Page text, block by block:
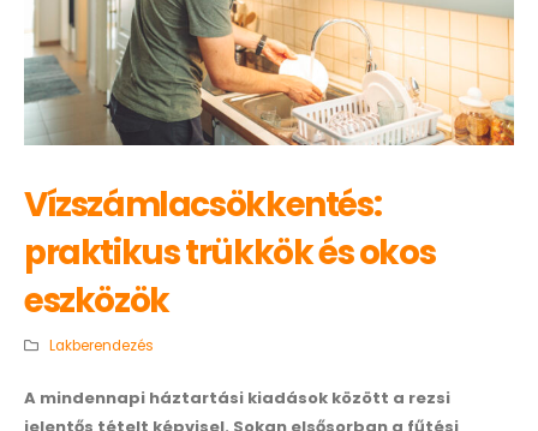
Vízszámlacsökkentés:
praktikus trükkök és okos
eszközök
Lakberendezés
A mindennapi háztartási kiadások között a rezsi